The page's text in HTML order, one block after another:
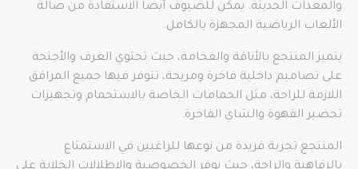
والمعدات الحديثة. يمكن للضيوف أيضًا الاستفادة من صالة
الألعاب الرياضية المجهزة بالكامل.
يتميز المنتجع بالأناقة والفخامة، حيث تحتوي الغرف والأجنحة
على تصاميم داخلية فاخرة ومريحة، تتوفر فيها جميع المرافق
اللازمة للراحة، مثل الحمامات الخاصة بالاستحمام وتجهيزات
تحضير القهوة والشاي الفاخرة.
المنتجع تجربة فريدة من نوعها للراغبين في الاستمتاع